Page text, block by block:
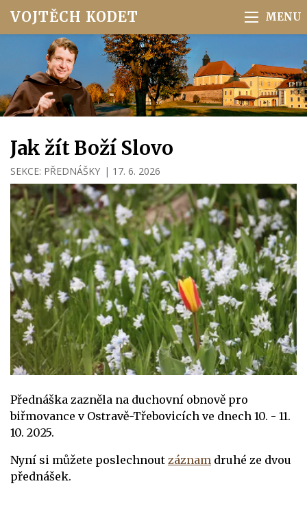
VOJTĚCH KODET
Jak žít Boží Slovo
SEKCE: PŘEDNÁŠKY | 17. 6. 2026
Přednáška zazněla na duchovní obnově pro
biřmovance v Ostravě-Třebovicích ve dnech 10. - 11.
10. 2025.
Nyní si můžete poslechnout záznam druhé ze dvou
přednášek.